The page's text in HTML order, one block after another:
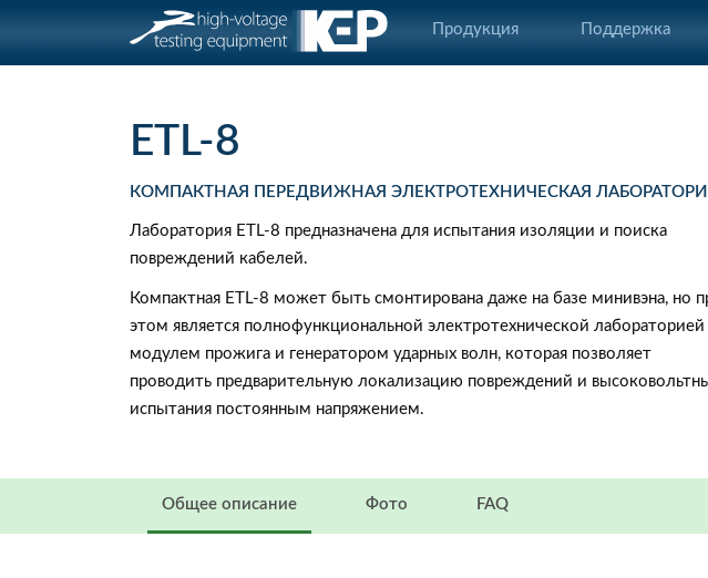
Продукция Поддержка
ETL-8
КОМПАКТНАЯ ПЕРЕДВИЖНАЯ ЭЛЕКТРОТЕХНИЧЕСКАЯ
Лаборатория ETL-8 предназначена для испытания изоляции и поиска
повреждений кабелей.
Компактная ETL-8 может быть смонтирована даже на базе минивэна, но
этом является полнофункциональной электротехнической лабораторией
модулем прожига и генератором ударных волн, которая позволяет
проводить предварительную локализацию повреждений и
испытания постоянным напряжением.
Общее описание Фото FAQ